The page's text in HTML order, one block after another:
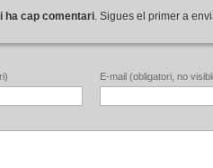
ha cap comentari. Sigues el primer a
E-mail (obligatori, no